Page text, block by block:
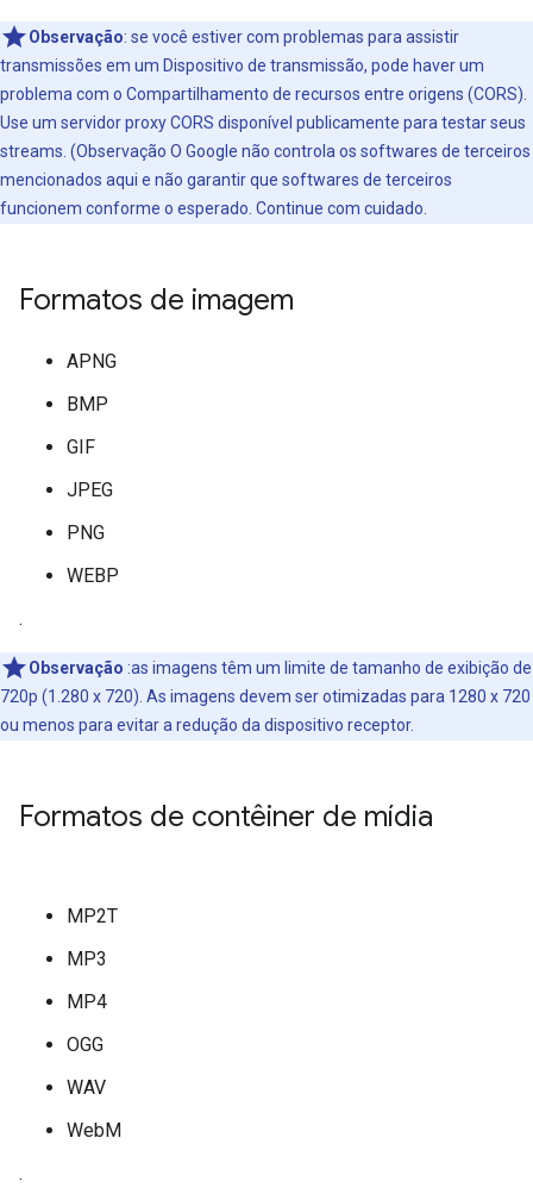
Observação: se você estiver com problemas para assistir
transmissões em um Dispositivo de transmissão, pode haver um
problema com o Compartilhamento de recursos entre origens (CORS).
Use um servidor proxy CORS disponível publicamente para testar seus
streams. (Observação O Google não controla os softwares de terceiros
mencionados aqui e não garantir que softwares de terceiros
funcionem conforme o esperado. Continue com cuidado.
Formatos de imagem
APNG
BMP
GIF
JPEG
PNG
WEBP
.
Observação :as imagens têm um limite de tamanho de exibição de
720p (1.280 x 720). As imagens devem ser otimizadas para 1280 x 720
ou menos para evitar a redução da dispositivo receptor.
Formatos de contêiner de mídia
MP2T
MP3
MP4
OGG
WAV
WebM
.